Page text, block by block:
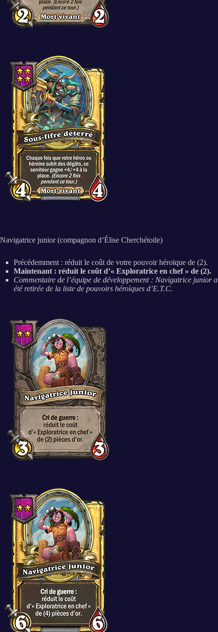
Navigatrice junior (compagnon d’Élise Cherchétoile)
Précédemment : réduit le coût de votre pouvoir héroïque de (2).
Maintenant : réduit le coût d’« Exploratrice en chef » de (2).
Commentaire de l’équipe de développement : Navigatrice junior a
été retirée de la liste de pouvoirs héroïques d’E.T.C.